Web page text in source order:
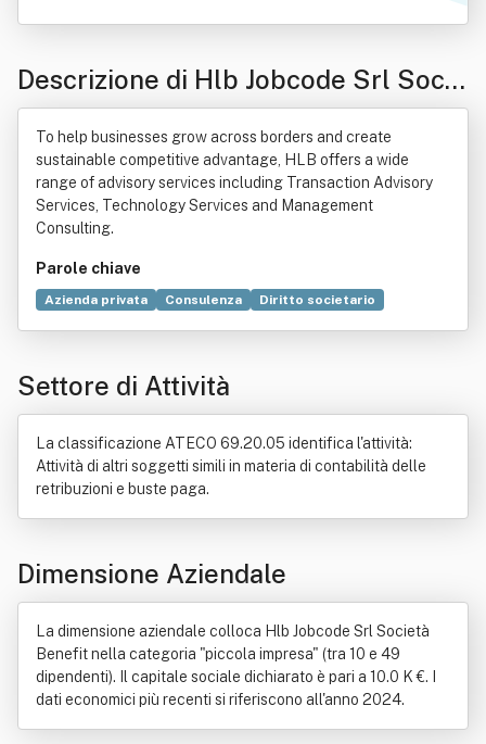
Descrizione di Hlb Jobcode Srl Socie
tà Benefit
To help businesses grow across borders and create
sustainable competitive advantage, HLB offers a wide
range of advisory services including Transaction Advisory
Services, Technology Services and Management
Consulting.
Parole chiave
Azienda privata Consulenza
Diritto societario
Fondazione (ente)
Lavoratore
Settore di Attività
La classificazione ATECO 69.20.05 identifica l'attività:
Attività di altri soggetti simili in materia di contabilità delle
retribuzioni e buste paga.
Dimensione Aziendale
La dimensione aziendale colloca Hlb Jobcode Srl Società
Benefit nella categoria "piccola impresa" (tra 10 e 49
dipendenti). Il capitale sociale dichiarato è pari a 10.0 K €. I
dati economici più recenti si riferiscono all'anno 2024.